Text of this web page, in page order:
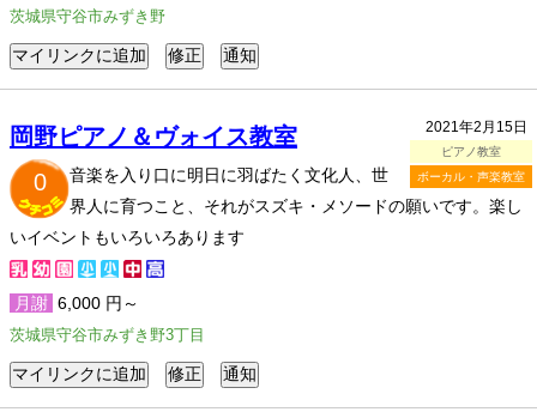
茨城県守谷市みずき野
2021年2月15日
ピアノ教室
ボーカル・声楽教室
岡野ピアノ＆ヴォイス教室
0
音楽を入り口に明日に羽ばたく文化人、世
界人に育つこと、それがスズキ・メソードの願いです。楽し
いイベントもいろいろあります
月謝 6,000 円～
茨城県守谷市みずき野3丁目